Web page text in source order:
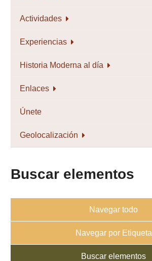
Actividades
Experiencias
Historia Moderna al día
Enlaces
Únete
Geolocalización
Buscar elementos
Navegar todo
Navegar por Etiqueta
Buscar elementos